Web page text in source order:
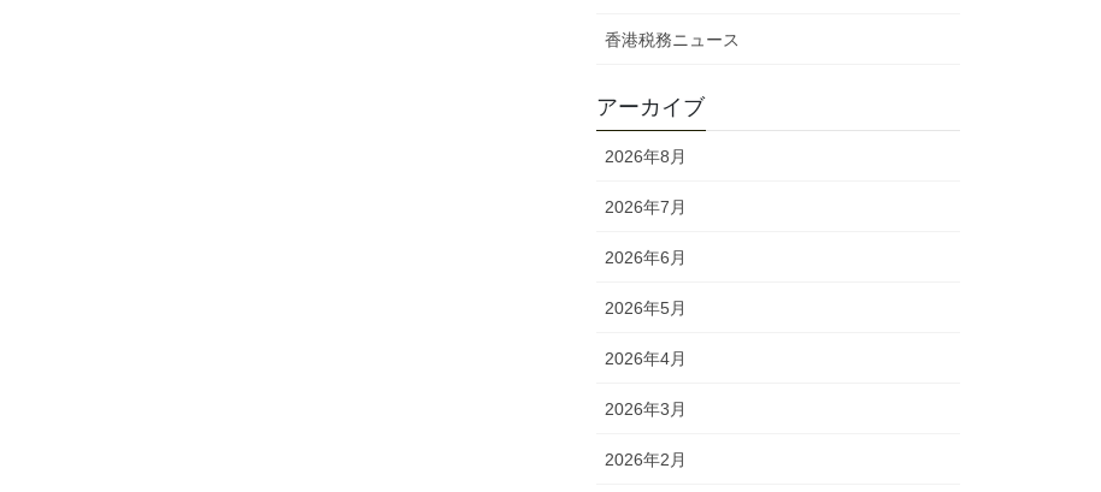
香港税務ニュース
アーカイブ
2026年8月
2026年7月
2026年6月
2026年5月
2026年4月
2026年3月
2026年2月